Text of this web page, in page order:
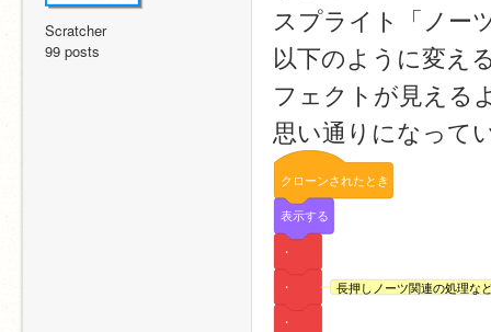
Scratcher
99 posts
スプライト「ノー
以下のように変え
フェクトが見える
思い通りになって
クローンされたとき
表示する
・
・ 長押しノーツ関連の処理な
・